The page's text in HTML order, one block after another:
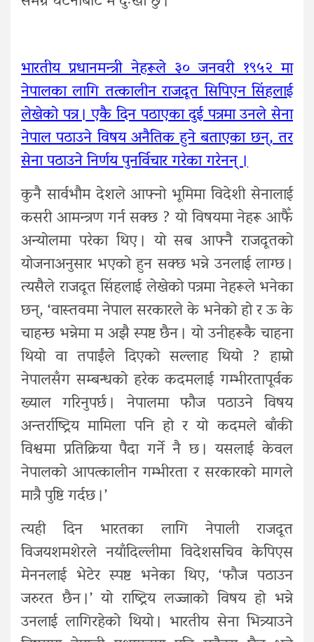
भारतीय प्रधानमन्त्री नेहरूले ३० जनवरी १९५२ मा
नेपालका लागि तत्कालीन राजदूत सिपिएन सिंहलाई
लेखेको पत्र । एकै दिन पठाएका दुई पत्रमा उनले सेना
नेपाल पठाउने विषय अनैतिक हुने बताएका छन्, तर
सेना पठाउने निर्णय पुनर्विचार गरेका गरेनन् ।
कुनै सार्वभौम देशले आफ्नो भूमिमा विदेशी सेनालाई
कसरी आमन्त्रण गर्न सक्छ ? यो विषयमा नेहरू आफैँ
अन्योलमा परेका थिए । यो सब आफ्नै राजदूतको
योजनाअनुसार भएको हुन सक्छ भन्ने उनलाई लाग्छ ।
त्यसैले राजदूत सिंहलाई लेखेको पत्रमा नेहरूले भनेका
छन्, ‘वास्तवमा नेपाल सरकारले के भनेको हो र ऊ के
चाहन्छ भन्नेमा म अझै स्पष्ट छैन । यो उनीहरूकै चाहना
थियो वा तपाईंले दिएको सल्लाह थियो ? हाम्रो
नेपालसँग सम्बन्धको हरेक कदमलाई गम्भीरतापूर्वक
ख्याल गरिनुपर्छ । नेपालमा फौज पठाउने विषय
अन्तर्राष्ट्रिय मामिला पनि हो र यो कदमले बाँकी
विश्वमा प्रतिक्रिया पैदा गर्ने नै छ । यसलाई केवल
नेपालको आपत्कालीन गम्भीरता र सरकारको मागले
मात्रै पुष्टि गर्दछ ।’
त्यही दिन भारतका लागि नेपाली राजदूत
विजयशमशेरले नयाँदिल्लीमा विदेशसचिव केपिएस
मेननलाई भेटेर स्पष्ट भनेका थिए, ‘फौज पठाउन
जरुरत छैन ।’ यो राष्ट्रिय लज्जाको विषय हो भन्ने
उनलाई लागिरहेको थियो । भारतीय सेना भित्र्याउने